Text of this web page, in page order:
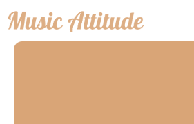
Vai
al
contenuto